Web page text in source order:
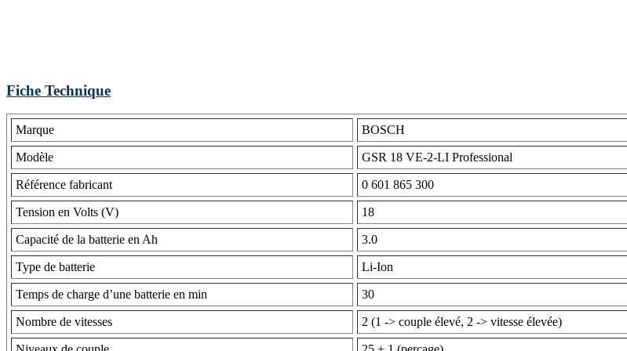
Fiche Technique
Marque BOSCH
Modèle GSR 18 VE-2-LI Professional
Référence fabricant 0 601 865 300
Tension en Volts (V) 18
Capacité de la batterie en Ah 3.0
Type de batterie Li-Ion
Temps de charge d’une batterie en min 30
Nombre de vitesses 2 (1 -> couple élevé, 2 -> vitesse élevée)